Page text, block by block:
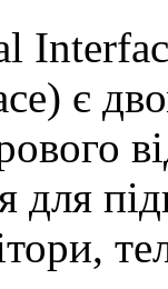
є
для